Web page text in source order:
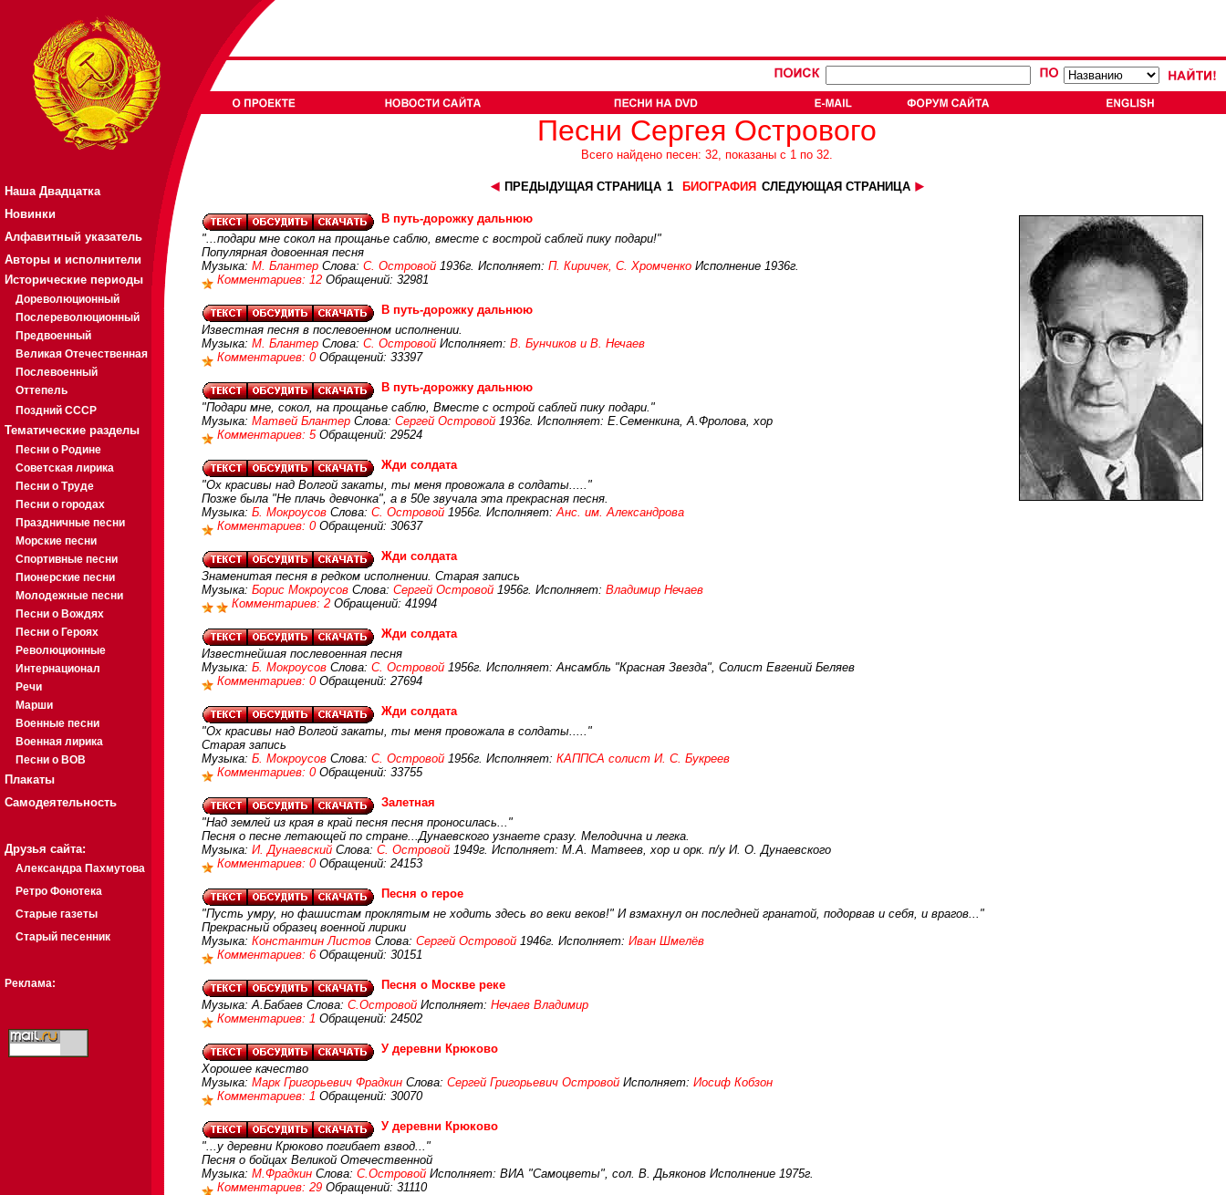
Наша Двадцатка
Новинки
Алфавитный указатель
Авторы и исполнители
Исторические периоды
Дореволюционный
Послереволюционный
Предвоенный
Великая Отечественная
Послевоенный
Оттепель
Поздний СССР
Тематические разделы
Песни о Родине
Советская лирика
Песни о Труде
Песни о городах
Праздничные песни
Морские песни
Спортивные песни
Пионерские песни
Молодежные песни
Песни о Вождях
Песни о Героях
Революционные
Интернационал
Речи
Марши
Военные песни
Военная лирика
Песни о ВОВ
Плакаты
Самодеятельность
Друзья сайта:
Александра Пахмутова
Ретро Фонотека
Старые газеты
Старый песенник
Реклама:
Песни Сергея Острового
Всего найдено песен: 32, показаны с 1 по 32.
ПРЕДЫДУЩАЯ СТРАНИЦА 1 БИОГРАФИЯ СЛЕДУЮЩАЯ СТРАНИЦА
В путь-дорожку дальнюю
"...подари мне сокол на прощанье саблю, вместе с вострой саблей пику подари!"
Популярная довоенная песня
Музыка: М. Блантер Слова: С. Островой 1936г. Исполняет: П. Киричек, С. Хромченко Исполнение 1936г.
Комментариев: 12 Обращений: 32981
В путь-дорожку дальнюю
Известная песня в послевоенном исполнении.
Музыка: М. Блантер Слова: С. Островой Исполняет: В. Бунчиков и В. Нечаев
Комментариев: 0 Обращений: 33397
В путь-дорожку дальнюю
"Подари мне, сокол, на прощанье саблю, Вместе с острой саблей пику подари."
Музыка: Матвей Блантер Слова: Сергей Островой 1936г. Исполняет: Е.Семенкина, А.Фролова, хор
Комментариев: 5 Обращений: 29524
Жди солдата
"Ох красивы над Волгой закаты, ты меня провожала в солдаты....."
Позже была "Не плачь девчонка", а в 50е звучала эта прекрасная песня.
Музыка: Б. Мокроусов Слова: С. Островой 1956г. Исполняет:Анс. им. Александрова
Комментариев: 0 Обращений: 30637
Жди солдата
Знаменитая песня в редком исполнении. Старая запись
Музыка: Борис Мокроусов Слова: Сергей Островой 1956г. Исполняет: Владимир Нечаев
Комментариев: 2 Обращений: 41994
Жди солдата
Известнейшая послевоенная песня
Музыка: Б. Мокроусов Слова: С. Островой 1956г. Исполняет: Ансамбль "Красная Звезда", Солист Евгений Беляев
Комментариев: 0 Обращений: 27694
Жди солдата
"Ох красивы над Волгой закаты, ты меня провожала в солдаты....."
Старая запись
Музыка: Б. Мокроусов Слова: С. Островой 1956г. Исполняет: КАППСА солист И. С. Букреев
Комментариев: 0 Обращений: 33755
Залетная
"Над землей из края в край песня песня проносилась..."
Песня о песне летающей по стране...Дунаевского узнаете сразу. Мелодична и легка.
Музыка: И. Дунаевский Слова: С. Островой 1949г. Исполняет: М.А. Матвеев, хор и орк. п/у И. О. Дунаевского
Комментариев: 0 Обращений: 24153
Песня о герое
"Пусть умру, но фашистам проклятым не ходить здесь во веки веков!" И взмахнул он последней гранатой, подорвав и себя, и врагов..."
Прекрасный образец военной лирики
Музыка: Константин Листов Слова: Сергей Островой 1946г. Исполняет: Иван Шмелёв
Комментариев: 6 Обращений: 30151
Песня о Москве реке
Музыка: А.Бабаев Слова: С.Островой Исполняет: Нечаев Владимир
Комментариев: 1 Обращений: 24502
У деревни Крюково
Хорошее качество
Музыка: Марк Григорьевич Фрадкин Слова: Сергей Григорьевич Островой Исполняет: Иосиф Кобзон
Комментариев: 1 Обращений: 30070
У деревни Крюково
"...у деревни Крюково погибает взвод..."
Песня о бойцах Великой Отечественной
Музыка: М.Фрадкин Слова: С.Островой Исполняет: ВИА "Самоцветы", сол. В. Дьяконов Исполнение 1975г.
Комментариев: 29 Обращений: 31110